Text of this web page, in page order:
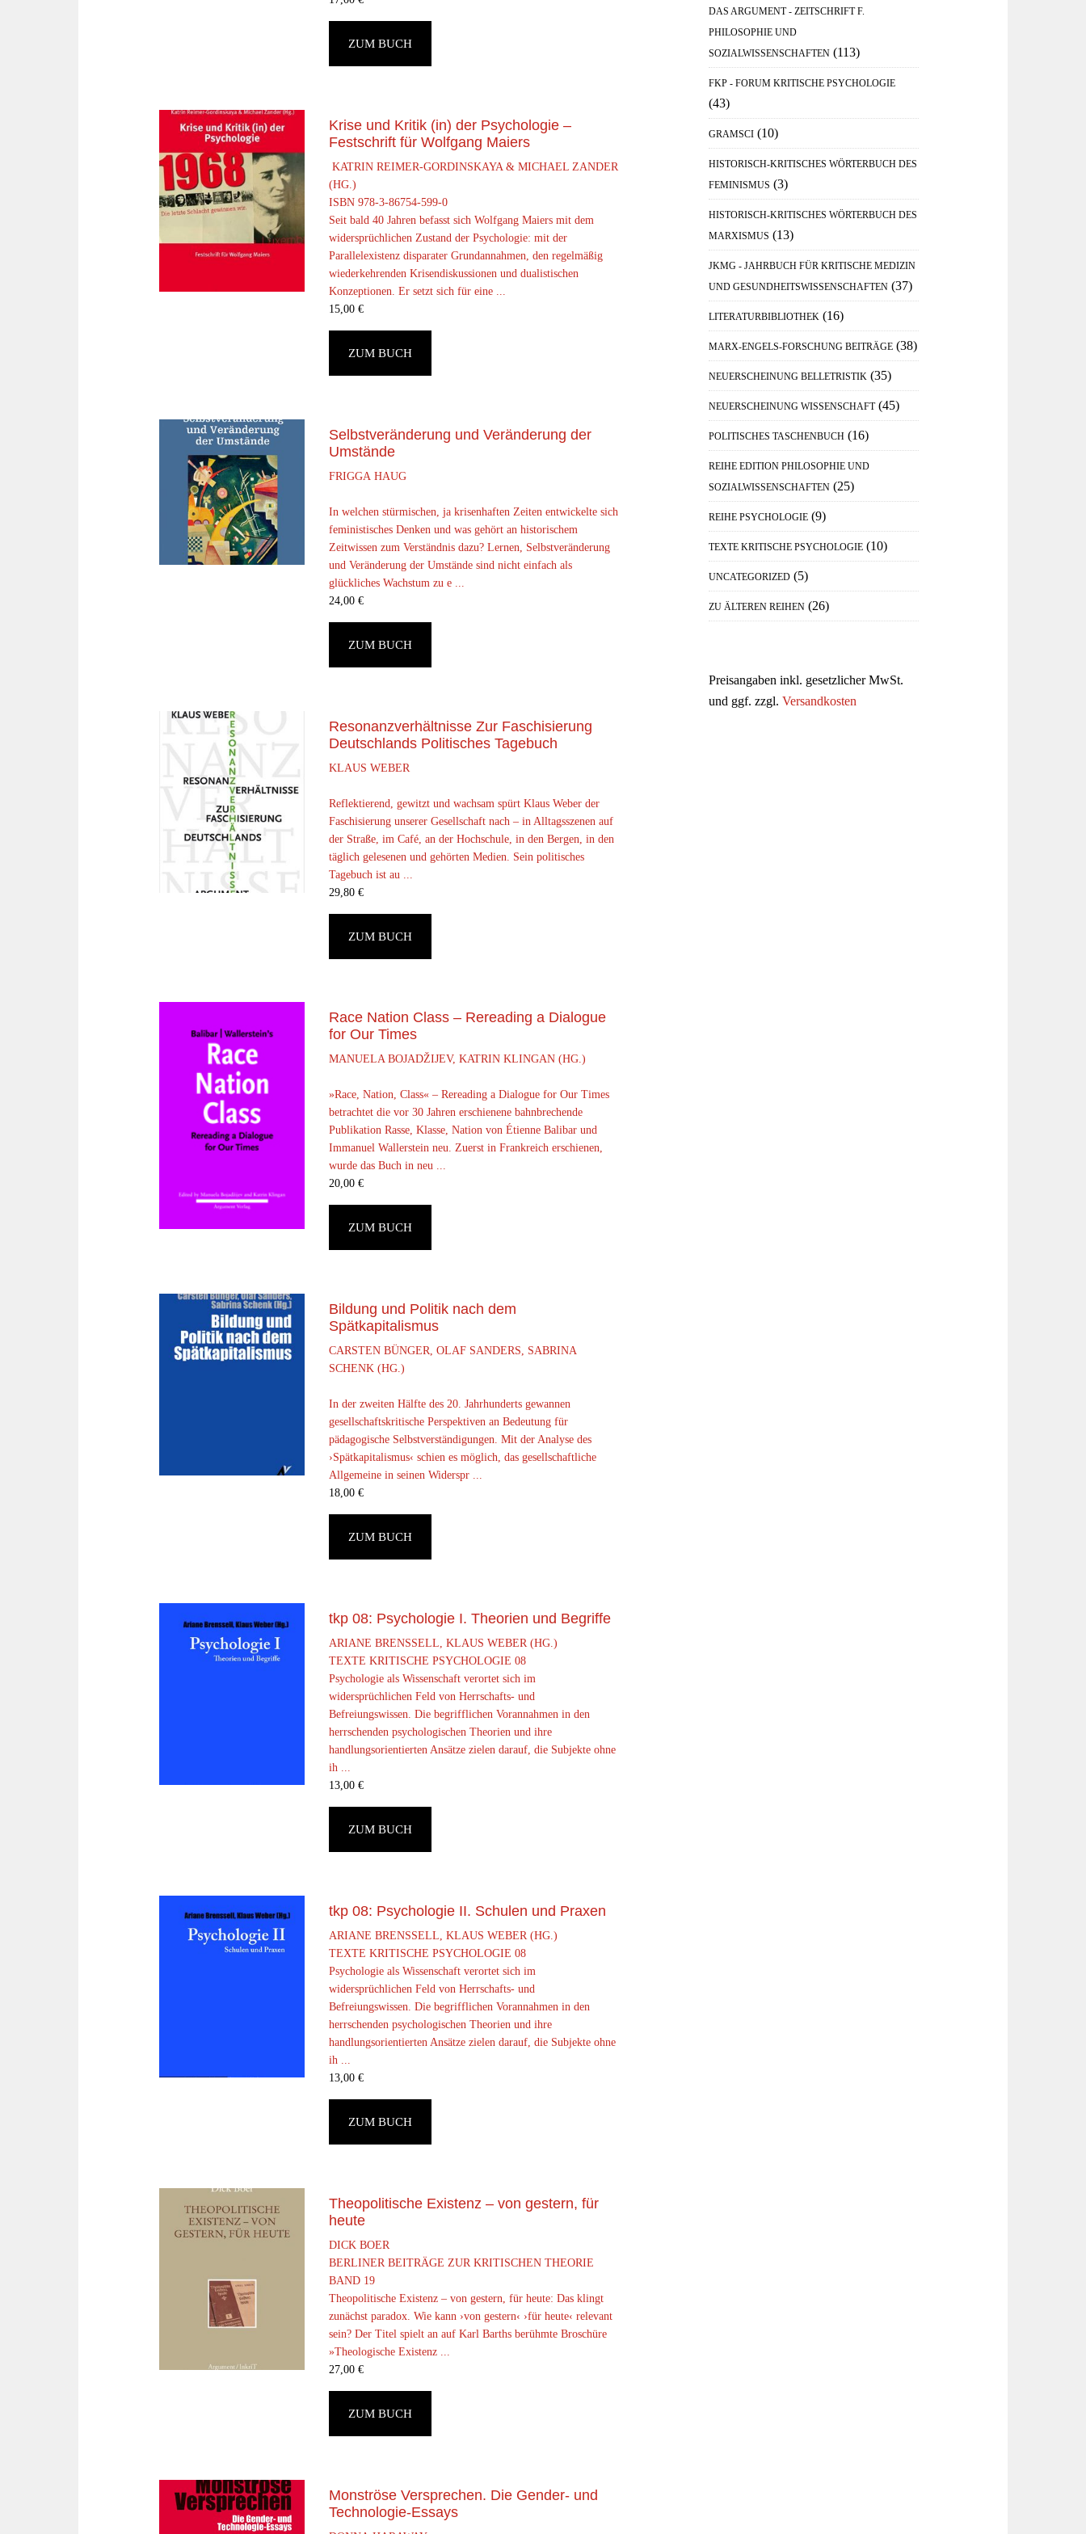
ZUM BUCH
Krise und Kritik (in) der Psychologie –
Festschrift für Wolfgang Maiers
KATRIN REIMER-GORDINSKAYA & MICHAEL ZANDER
(HG.)
ISBN 978-3-86754-599-0
Seit bald 40 Jahren befasst sich Wolfgang Maiers mit dem
widersprüchlichen Zustand der Psychologie: mit der
Parallelexistenz disparater Grundannahmen, den regelmäßig
wiederkehrenden Krisendiskussionen und dualistischen
Konzeptionen. Er setzt sich für eine ...
15,00 €
ZUM BUCH
Selbstveränderung und Veränderung der
Umstände
FRIGGA HAUG
In welchen stürmischen, ja krisenhaften Zeiten entwickelte sich
feministisches Denken und was gehört an historischem
Zeitwissen zum Verständnis dazu? Lernen, Selbstveränderung
und Veränderung der Umstände sind nicht einfach als
glückliches Wachstum zu e ...
24,00 €
ZUM BUCH
Resonanzverhältnisse Zur Faschisierung
Deutschlands Politisches Tagebuch
KLAUS WEBER
Reflektierend, gewitzt und wachsam spürt Klaus Weber der
Faschisierung unserer Gesellschaft nach – in Alltagsszenen auf
der Straße, im Café, an der Hochschule, in den Bergen, in den
täglich gelesenen und gehörten Medien. Sein politisches
Tagebuch ist au ...
29,80 €
ZUM BUCH
Race Nation Class – Rereading a Dialogue
for Our Times
MANUELA BOJADŽIJEV, KATRIN KLINGAN (HG.)
»Race, Nation, Class« – Rereading a Dialogue for Our Times
betrachtet die vor 30 Jahren erschienene bahnbrechende
Publikation Rasse, Klasse, Nation von Étienne Balibar und
Immanuel Wallerstein neu. Zuerst in Frankreich erschienen,
wurde das Buch in neu ...
20,00 €
ZUM BUCH
Bildung und Politik nach dem
Spätkapitalismus
CARSTEN BÜNGER, OLAF SANDERS, SABRINA
SCHENK (HG.)
In der zweiten Hälfte des 20. Jahrhunderts gewannen
gesellschaftskritische Perspektiven an Bedeutung für
pädagogische Selbstverständigungen. Mit der Analyse des
›Spätkapitalismus‹ schien es möglich, das gesellschaftliche
Allgemeine in seinen Widerspr ...
18,00 €
ZUM BUCH
tkp 08: Psychologie I. Theorien und Begriffe
ARIANE BRENSSELL, KLAUS WEBER (HG.)
TEXTE KRITISCHE PSYCHOLOGIE 08
Psychologie als Wissenschaft verortet sich im
widersprüchlichen Feld von Herrschafts- und
Befreiungswissen. Die begrifflichen Vorannahmen in den
herrschenden psychologischen Theorien und ihre
handlungsorientierten Ansätze zielen darauf, die Subjekte ohne
ih ...
13,00 €
ZUM BUCH
tkp 08: Psychologie II. Schulen und Praxen
ARIANE BRENSSELL, KLAUS WEBER (HG.)
TEXTE KRITISCHE PSYCHOLOGIE 08
Psychologie als Wissenschaft verortet sich im
widersprüchlichen Feld von Herrschafts- und
Befreiungswissen. Die begrifflichen Vorannahmen in den
herrschenden psychologischen Theorien und ihre
handlungsorientierten Ansätze zielen darauf, die Subjekte ohne
ih ...
13,00 €
ZUM BUCH
Theopolitische Existenz – von gestern, für
heute
DICK BOER
BERLINER BEITRÄGE ZUR KRITISCHEN THEORIE
BAND 19
Theopolitische Existenz – von gestern, für heute: Das klingt
zunächst paradox. Wie kann ›von gestern‹ ›für heute‹ relevant
sein? Der Titel spielt an auf Karl Barths berühmte Broschüre
»Theologische Existenz ...
27,00 €
ZUM BUCH
Monströse Versprechen. Die Gender- und
Technologie-Essays
DAS ARGUMENT - ZEITSCHRIFT F.
PHILOSOPHIE UND
SOZIALWISSENSCHAFTEN (113)
FKP - FORUM KRITISCHE PSYCHOLOGIE
(43)
GRAMSCI (10)
HISTORISCH-KRITISCHES WÖRTERBUCH DES
FEMINISMUS (3)
HISTORISCH-KRITISCHES WÖRTERBUCH DES
MARXISMUS (13)
JKMG - JAHRBUCH FÜR KRITISCHE MEDIZIN
UND GESUNDHEITSWISSENSCHAFTEN (37)
LITERATURBIBLIOTHEK (16)
MARX-ENGELS-FORSCHUNG BEITRÄGE (38)
NEUERSCHEINUNG BELLETRISTIK (35)
NEUERSCHEINUNG WISSENSCHAFT (45)
POLITISCHES TASCHENBUCH (16)
REIHE EDITION PHILOSOPHIE UND
SOZIALWISSENSCHAFTEN (25)
REIHE PSYCHOLOGIE (9)
TEXTE KRITISCHE PSYCHOLOGIE (10)
UNCATEGORIZED (5)
ZU ÄLTEREN REIHEN (26)
Preisangaben inkl. gesetzlicher MwSt.
und ggf. zzgl. Versandkosten